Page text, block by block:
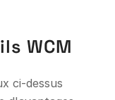
WCM
ci-dessus